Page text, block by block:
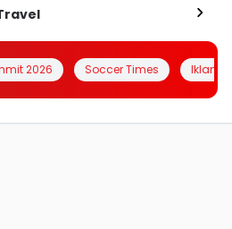
2026 Soccer Times Iklanin